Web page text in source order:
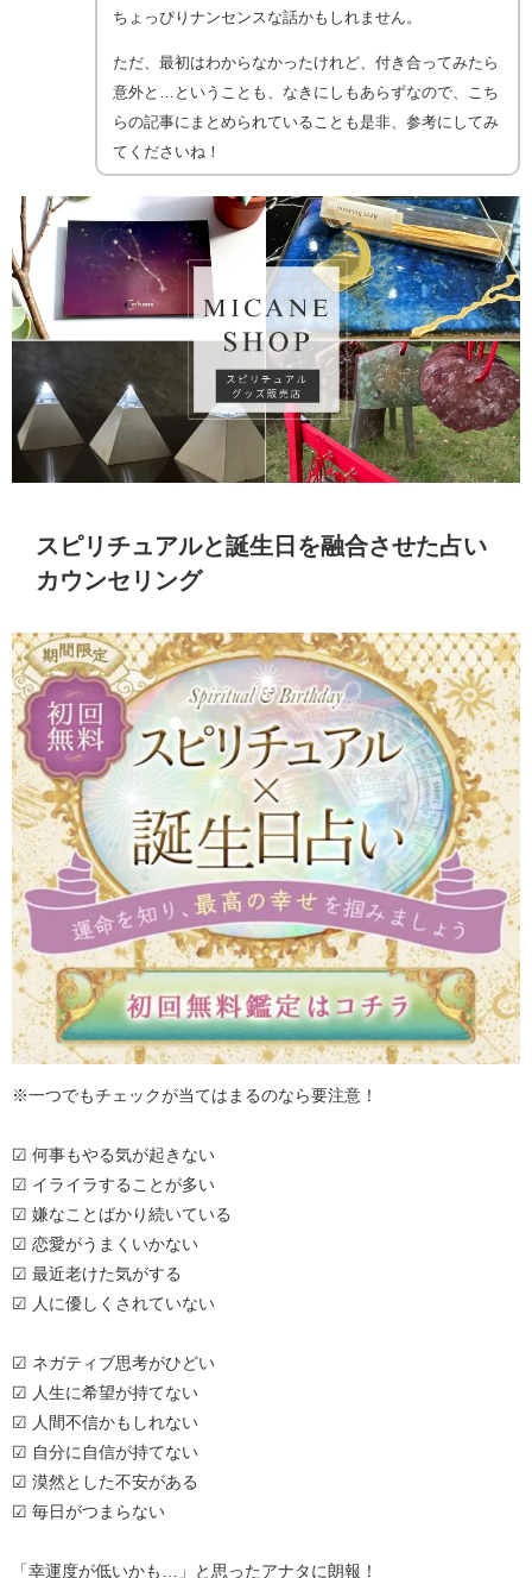
ちょっぴりナンセンスな話かもしれません。
ただ、最初はわからなかったけれど、付き合ってみたら
意外と…ということも、なきにしもあらずなので、こち
らの記事にまとめられていることも是非、参考にしてみ
てくださいね！
スピリチュアルと誕生日を融合させた占い
カウンセリング
※一つでもチェックが当てはまるのなら要注意！
☑ 何事もやる気が起きない
☑ イライラすることが多い
☑ 嫌なことばかり続いている
☑ 恋愛がうまくいかない
☑ 最近老けた気がする
☑ 人に優しくされていない
☑ ネガティブ思考がひどい
☑ 人生に希望が持てない
☑ 人間不信かもしれない
☑ 自分に自信が持てない
☑ 漠然とした不安がある
☑ 毎日がつまらない
「幸運度が低いかも…」と思ったアナタに朗報！